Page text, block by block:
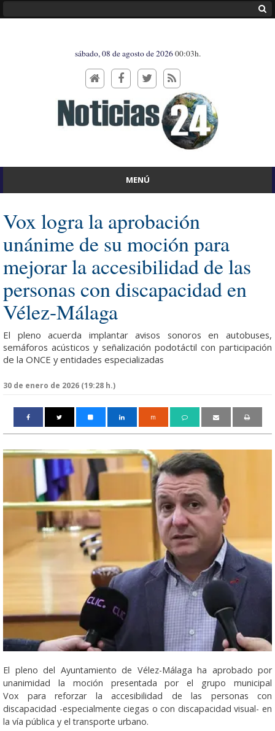
sábado, 08 de agosto de 202600:03h.
MENÚ
Vox logra la aprobación
unánime de su moción para
mejorar la accesibilidad de las
personas con discapacidad en
Vélez-Málaga
El pleno acuerda implantar avisos sonoros en autobuses,
semáforos acústicos y señalización podotáctil con participación
de la ONCE y entidades especializadas
30 de enero de 2026 (19:28 h.)
m
El pleno del Ayuntamiento de Vélez-Málaga ha aprobado por
unanimidad la moción presentada por el grupo municipal
Vox para reforzar la accesibilidad de las personas con
discapacidad -especialmente ciegas o con discapacidad visual- en
la vía pública y el transporte urbano.